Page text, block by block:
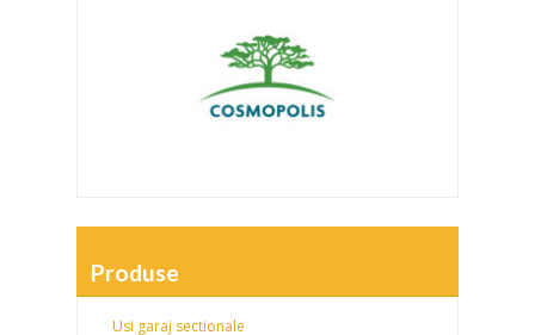
Produse
Usi garaj sectionale